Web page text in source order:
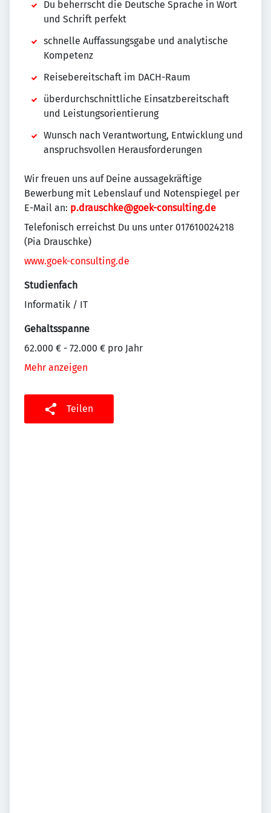
Du beherrscht die Deutsche Sprache in Wort
und Schrift perfekt
schnelle Auffassungsgabe und analytische
Kompetenz
Reisebereitschaft im DACH-Raum
überdurchschnittliche Einsatzbereitschaft
und Leistungsorientierung
Wunsch nach Verantwortung, Entwicklung und
anspruchsvollen Herausforderungen
Wir freuen uns auf Deine aussagekräftige
Bewerbung mit Lebenslauf und Notenspiegel per
E-Mail an: p.drauschke@goek-consulting.de
Telefonisch erreichst Du uns unter 017610024218
(Pia Drauschke)
www.goek-consulting.de
Studienfach
Informatik / IT
Gehaltsspanne
62.000 € - 72.000 € pro Jahr
Mehr anzeigen
Teilen